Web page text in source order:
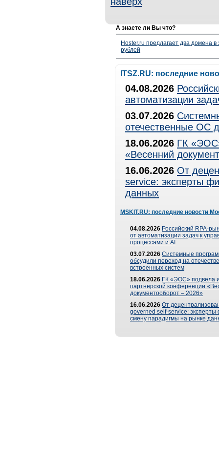
А знаете ли Вы что?
Hoster.ru предлагает два домена
рублей
ITSZ.RU: последние
04.08.2026
автоматизации
03.07.2026
отечественные ОС
18.06.2026 ГК
«Весенний
16.06.2026 От
service: эксперты
данных
MSKIT.RU: последние новости
04.08.2026 Российский RPA-
от автоматизации задач к
процессами и AI
03.07.2026 Системные
обсудили переход на
встроенных систем
18.06.2026 ГК «ЭОС» подвела
партнерской конференции
документооборот – 2026»
16.06.2026 От
governed self-service: эксперты
смену парадигмы на рынке